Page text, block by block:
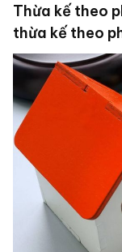
Thừa kế theo
thừa kế theo